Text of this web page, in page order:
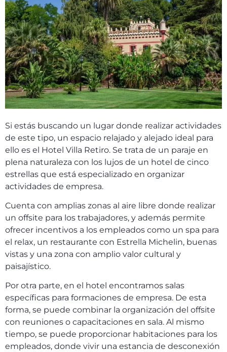
Si estás buscando un lugar donde realizar actividades
de este tipo, un espacio relajado y alejado ideal para
ello es el Hotel Villa Retiro. Se trata de un paraje en
plena naturaleza con los lujos de un hotel de cinco
estrellas que está especializado en organizar
actividades de empresa.
Cuenta con amplias zonas al aire libre donde realizar
un offsite para los trabajadores, y además permite
ofrecer incentivos a los empleados como un spa para
el relax, un restaurante con Estrella Michelin, buenas
vistas y una zona con amplio valor cultural y
paisajístico.
Por otra parte, en el hotel encontramos salas
específicas para formaciones de empresa. De esta
forma, se puede combinar la organización del offsite
con reuniones o capacitaciones en sala. Al mismo
tiempo, se puede proporcionar habitaciones para los
empleados, donde vivir una estancia de desconexión